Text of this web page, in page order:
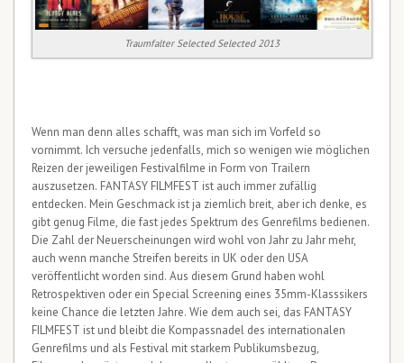
Traumfalter Selected Selected 2013
Wenn man denn alles schafft, was man sich im Vorfeld so
vornimmt. Ich versuche jedenfalls, mich so wenigen wie möglichen
Reizen der jeweiligen Festivalfilme in Form von Trailern
auszusetzen. FANTASY FILMFEST ist auch immer zufällig
entdecken. Mein Geschmack ist ja ziemlich breit, aber ich denke, es
gibt genug Filme, die fast jedes Spektrum des Genrefilms bedienen.
Die Zahl der Neuerscheinungen wird wohl von Jahr zu Jahr mehr,
auch wenn manche Streifen bereits in UK oder den USA
veröffentlicht worden sind. Aus diesem Grund haben wohl
Retrospektiven oder ein Special Screening eines 35mm-Klasssikers
keine Chance die letzten Jahre. Wie dem auch sei, das FANTASY
FILMFEST ist und bleibt die Kompassnadel des internationalen
Genrefilms und als Festival mit starkem Publikumsbezug,